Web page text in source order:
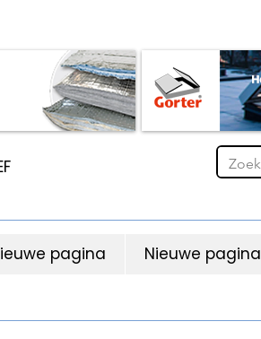
pagina Nieuwe pagina